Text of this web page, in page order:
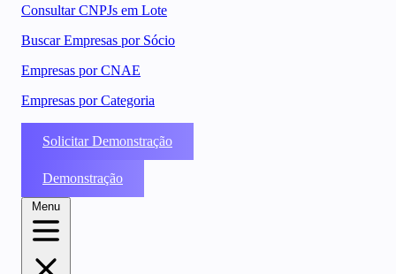
Consultar CNPJs em Lote
Buscar Empresas por Sócio
Empresas por CNAE
Empresas por Categoria
Solicitar Demonstração
Demonstração
Menu